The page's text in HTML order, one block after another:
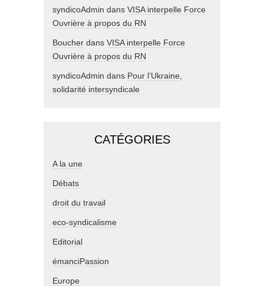
syndicoAdmin dans VISA interpelle Force
Ouvrière à propos du RN
Boucher dans VISA interpelle Force
Ouvrière à propos du RN
syndicoAdmin dans Pour l’Ukraine,
solidarité intersyndicale
CATÉGORIES
A la une
Débats
droit du travail
eco-syndicalisme
Editorial
émanciPassion
Europe